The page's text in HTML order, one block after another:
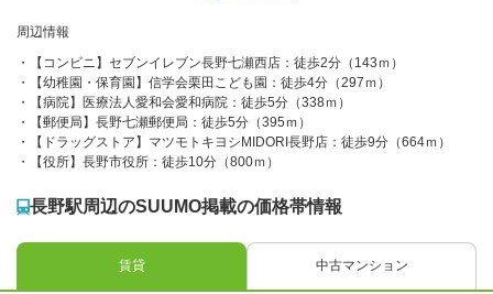
周辺情報
【コンビニ】セブンイレブン長野七瀬西店：徒歩2分（143ｍ）
【幼稚園・保育園】信学会栗田こども園：徒歩4分（297ｍ）
【病院】医療法人愛和会愛和病院：徒歩5分（338ｍ）
【郵便局】長野七瀬郵便局：徒歩5分（395ｍ）
【ドラッグストア】マツモトキヨシMIDORI長野店：徒歩9分（664ｍ）
【役所】長野市役所：徒歩10分（800ｍ）
長野駅周辺のSUUMO掲載の価格帯情報
賃貸 中古マンション